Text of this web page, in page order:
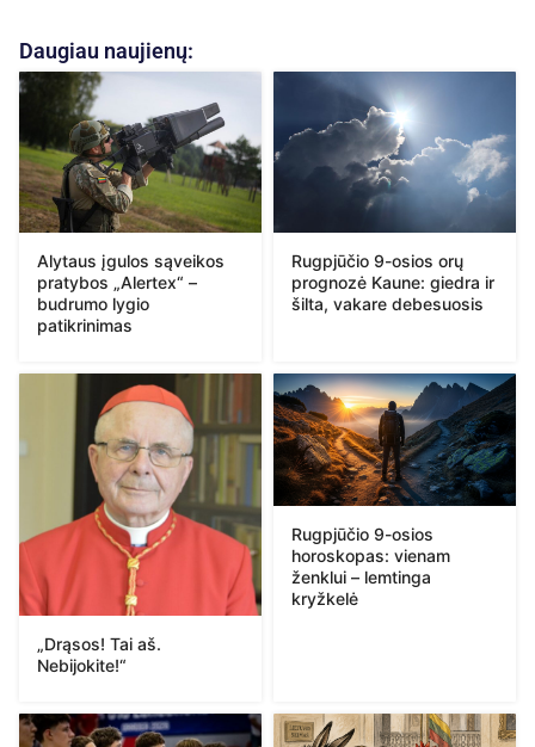
Daugiau naujienų:
Alytaus įgulos sąveikos
pratybos „Alertex“ –
budrumo lygio
patikrinimas
Rugpjūčio 9-osios orų
prognozė Kaune: giedra ir
šilta, vakare debesuosis
„Drąsos! Tai aš.
Nebijokite!“
Rugpjūčio 9-osios
horoskopas: vienam
ženklui – lemtinga
kryžkelė